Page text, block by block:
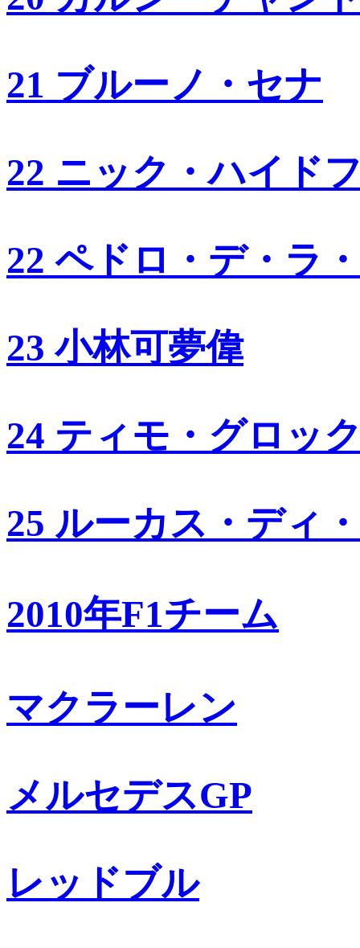
21 ブルーノ・セナ
22 ニック・ハイド
22 ペドロ・デ・ラ
23 小林可夢偉
24 ティモ・グロッ
25 ルーカス・ディ
2010年F1チーム
マクラーレン
メルセデスGP
レッドブル